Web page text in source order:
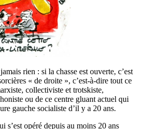
rien : si la chasse est ouverte, c’est
« de droite », c’est-à-dire tout ce
collectiviste et trotskiste,
ou de ce centre gluant actuel qui
gauche socialiste d’il y a 20 ans.
s’est opéré depuis au moins 20 ans